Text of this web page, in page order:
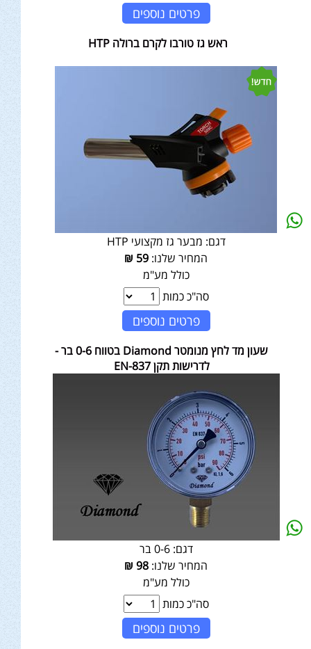
פרטים נוספים
ראש גז טורבו לקרם ברולה HTP
דגם: מבער גז מקצועי HTP
המחיר שלנו: 59
₪
כולל מע"מ
סה"כ כמות
פרטים נוספים
שעון מד לחץ מנומטר Diamond בטווח 0-6 בר -
לדרישות תקן EN-837
דגם: 0-6 בר
המחיר שלנו: 98
₪
כולל מע"מ
סה"כ כמות
פרטים נוספים